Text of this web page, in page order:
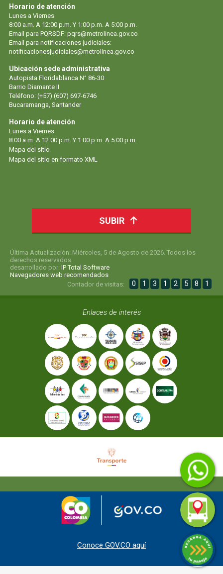
Horario de atención
Lunes a Viernes
8:00 a.m. A 12:00 p.m. Y 1:00 p.m. A 5:00 p.m.
Email para PQRSDF: pqrs@metrolinea.gov.co
Email para notificaciones judiciales:
notificacionesjudiciales@metrolinea.gov.co
Ubicación sede administrativa
Autopista Floridablanca N° 86-30
Barrio Diamante II
Teléfono: (+57) (607) 697-6746
Bucaramanga, Santander
Horario de atención
Lunes a Viernes
8:00 a.m. A 12:00 p.m. Y 1:00 p.m. A 5:00 p.m.
Mapa del sitio
Mapa del sitio en formato XML
SUBIR
Última Actualización: Miércoles, 5 de Agosto de 2026. Todos los
derechos reservados.
desarrollado por: IP Total Software
Navegadores web recomendados
Contador de visitas:
0 1 3 1 2 5 8 1
Enlaces de interés
Conoce GOV.CO aquí